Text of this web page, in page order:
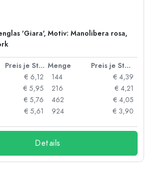
'Giara', Motiv: Manolibera rosa,
Preis je Stück Menge
Preis je Stück
€ 6,12
€ 5,95
€ 5,76
€ 5,61
144
€ 4,39
216
€ 4,21
462
€ 4,05
924
€ 3,90
Details